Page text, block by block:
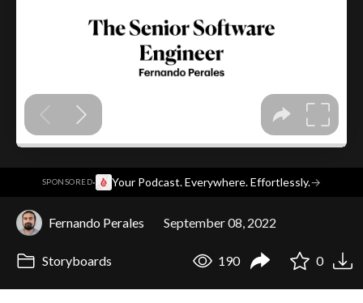
SPONSORED· Your Podcast. Everywhere. Effortlessly.→
Fernando Perales September 08, 2022
Storyboards 190 0